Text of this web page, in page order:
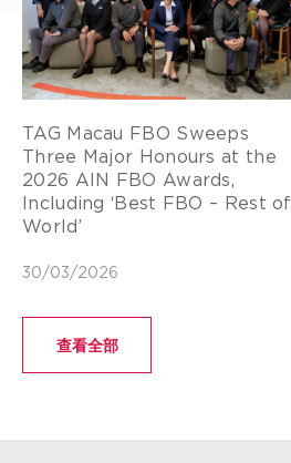
TAG Macau FBO Sweeps
Three Major Honours at the
2026 AIN FBO Awards,
Including ‘Best FBO – Rest of
World’
30/03/2026
查看全部